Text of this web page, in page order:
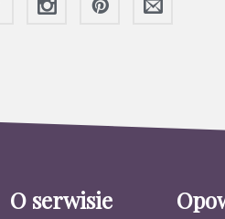
O serwisie